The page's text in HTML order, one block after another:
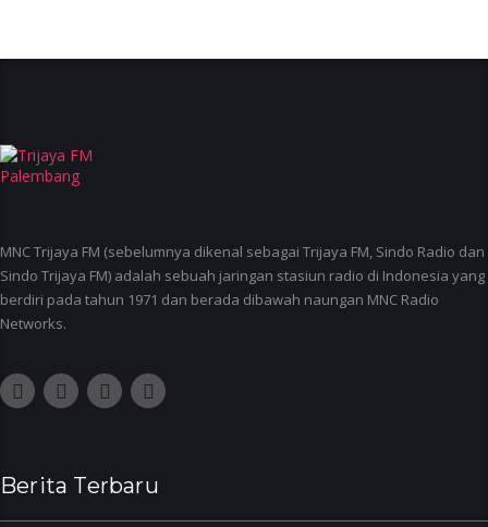
MNC Trijaya FM (sebelumnya dikenal sebagai Trijaya FM, Sindo Radio dan
Sindo Trijaya FM) adalah sebuah jaringan stasiun radio di Indonesia yang
berdiri pada tahun 1971 dan berada dibawah naungan MNC Radio
Networks.
Berita Terbaru